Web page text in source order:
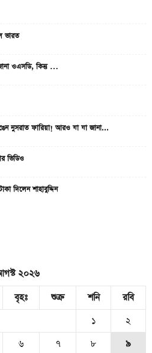
ভারত
ওএসডি, কিন্তু …
নুসরাত ফারিয়া! আরও যা যা জানা...
ভিডিও
দিলেন শাহাবুদ্দিন
২০২৬
বৃহঃ শুক্র শনি
রবি
১
২
৬ ৭ ৮ ৯